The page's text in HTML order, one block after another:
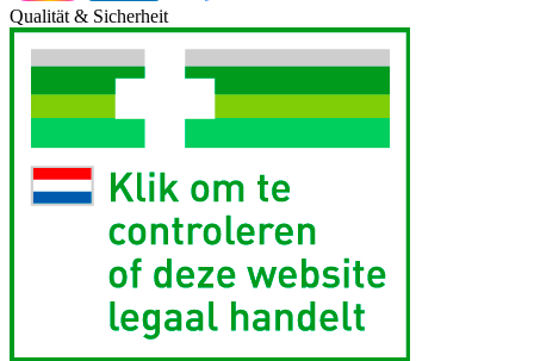
Qualität & Sicherheit